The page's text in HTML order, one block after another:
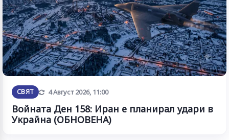
СВЯТ Обновена
4 Август 2026, 11:00
Войната Ден 158: Иран е планирал удари в
Украйна (ОБНОВЕНА)